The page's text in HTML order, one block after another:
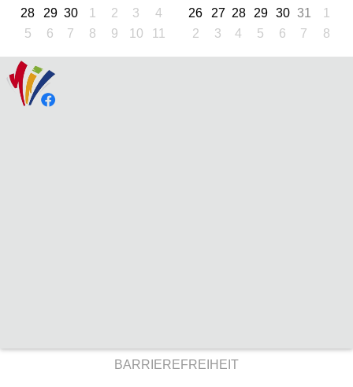
28
29 30 1 2 3
4
5
6 7 8 9 10 11
26
27 28 29 30 31
1
2
3 4 5 6 7 8
BARRIEREFREIHEIT